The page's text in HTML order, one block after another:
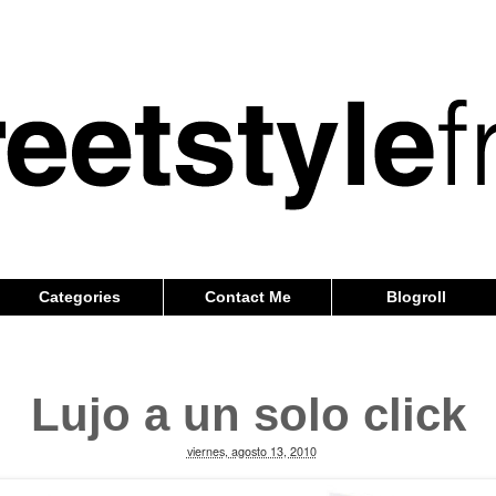
Categories Contact Me Blogroll
Lujo a un solo click
viernes, agosto 13, 2010